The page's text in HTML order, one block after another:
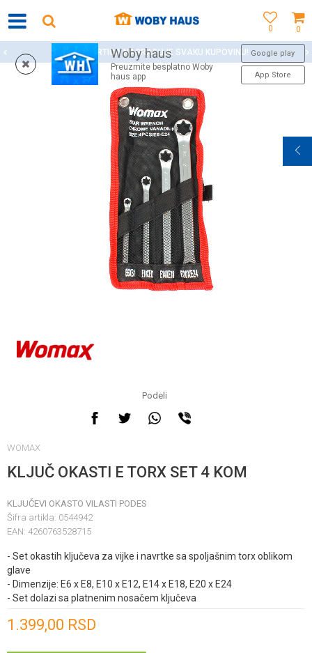
0
0
Woby haus
Preuzmite besplatno Woby
haus app
Google play
App Store
WOBY KARTICA NAGRAĐUJE SVAKU KUPOVINU!
Podeli
WOMAX
KLJUČ OKASTI E TORX SET 4 KOM
KLJUČEVI OKASTO VILASTI PODES
Šifra artikla: 0544942
EAN: 4260763528715
- Set okastih ključeva za vijke i navrtke sa spoljašnim torx oblikom
glave
- Dimenzije: E6 x E8, E10 x E12, E14 x E18, E20 x E24
- Set dolazi sa platnenim nosačem ključeva
1.399,00 RSD